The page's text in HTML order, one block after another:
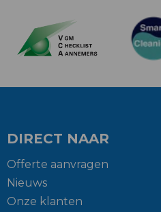
DIRECT NAAR
Offerte aanvragen
Nieuws
Onze klanten